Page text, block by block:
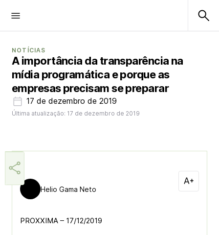
NOTÍCIAS
A importância da transparência na
mídia programática e porque as
empresas precisam se preparar
17 de dezembro de 2019
Última atualização: 17 de dezembro de 2019
Helio Gama Neto
PROXXIMA – 17/12/2019